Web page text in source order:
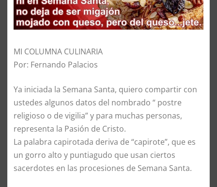
MI COLUMNA CULINARIA
Por: Fernando Palacios
Ya iniciada la Semana Santa, quiero compartir con
ustedes algunos datos del nombrado “ postre
religioso o de vigilia” y para muchas personas,
representa la Pasión de Cristo.
La palabra capirotada deriva de “capirote”, que es
un gorro alto y puntiagudo que usan ciertos
sacerdotes en las procesiones de Semana Santa.